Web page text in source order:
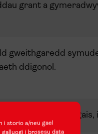
i storio a/neu gael
galluogi i brosesu data
grant a
gweithgaredd
ddigonol.
gais, i